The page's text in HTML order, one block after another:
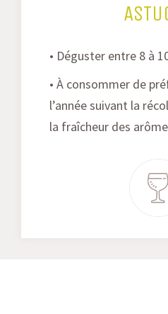
• Déguster entre 8 à
• À consommer de
l’année suivant la
la fraîcheur des